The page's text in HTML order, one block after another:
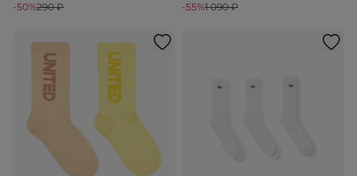
-50%290 ₽ -55%1 090 ₽